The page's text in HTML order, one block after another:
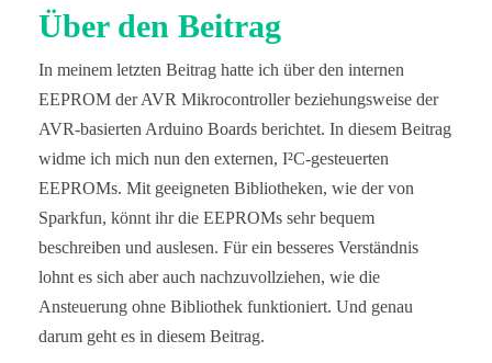
Über den Beitrag
In meinem letzten Beitrag hatte ich über den internen
EEPROM der AVR Mikrocontroller beziehungsweise der
AVR-basierten Arduino Boards berichtet. In diesem Beitrag
widme ich mich nun den externen, I²C-gesteuerten
EEPROMs. Mit geeigneten Bibliotheken, wie der von
Sparkfun, könnt ihr die EEPROMs sehr bequem
beschreiben und auslesen. Für ein besseres Verständnis
lohnt es sich aber auch nachzuvollziehen, wie die
Ansteuerung ohne Bibliothek funktioniert. Und genau
darum geht es in diesem Beitrag.